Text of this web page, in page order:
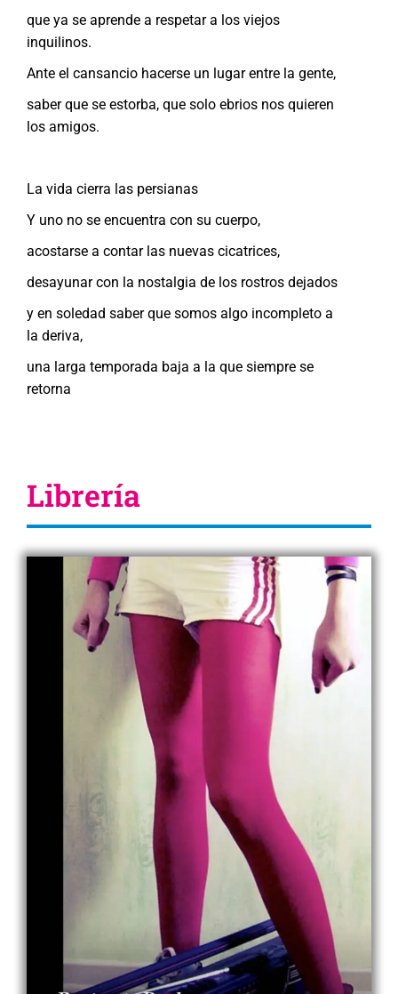
que ya se aprende a respetar a los viejos
inquilinos.
Ante el cansancio hacerse un lugar entre la gente,
saber que se estorba, que solo ebrios nos quieren
los amigos.
La vida cierra las persianas
Y uno no se encuentra con su cuerpo,
acostarse a contar las nuevas cicatrices,
desayunar con la nostalgia de los rostros dejados
y en soledad saber que somos algo incompleto a
la deriva,
una larga temporada baja a la que siempre se
retorna
Librería